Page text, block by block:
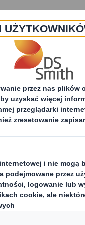
Produkty i
Nasza obietnica